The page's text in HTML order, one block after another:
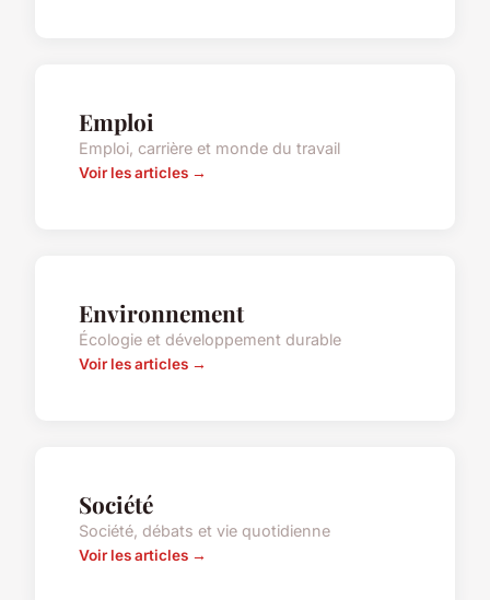
Emploi
Emploi, carrière et monde du travail
Voir les articles →
Environnement
Écologie et développement durable
Voir les articles →
Société
Société, débats et vie quotidienne
Voir les articles →